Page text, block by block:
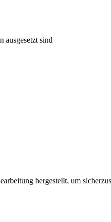
ausgesetzt sind
hergestellt, um